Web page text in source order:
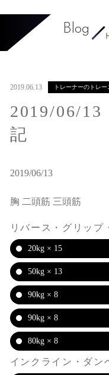
Blog
2019.06.13 トレーナーのトレ
2019/06/13
記
2019/06/13
胸 二頭筋 三頭筋
リバース・グリップ
20kg × 15
50kg × 13
90kg × 8
90kg × 8
80kg × 8
インクライン・ダン